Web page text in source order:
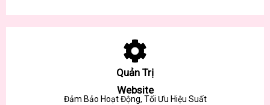
Quản Trị
Website
Đảm Bảo Hoạt Động, Tối Ưu Hiệu Suất